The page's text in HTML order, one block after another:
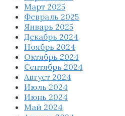
Март 2025
Февраль 2025
Январь 2025
Декабрь 2024
Ноябрь 2024
Октябрь 2024
Сентябрь 2024
Август 2024
Июль 2024
Июнь 2024
Май 2024